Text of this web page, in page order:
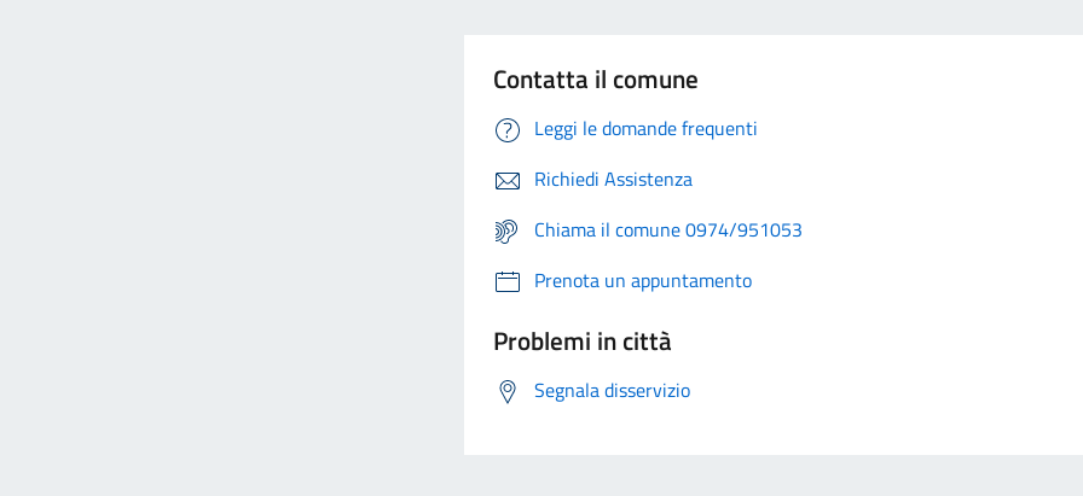
Contatta il comune
Leggi le domande frequenti
Richiedi Assistenza
Chiama il comune 0974/951053
Prenota un appuntamento
Problemi in città
Segnala disservizio